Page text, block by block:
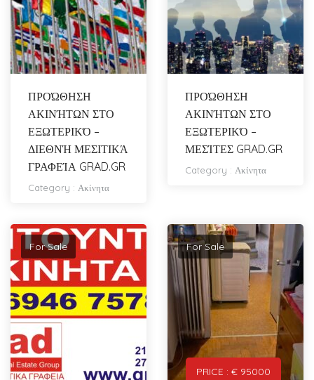
ΠΡΟΏΘΗΣΗ
ΑΚΙΝΉΤΩΝ ΣΤΟ
ΕΞΩΤΕΡΙΚΌ –
ΔΙΕΘΝΉ ΜΕΣΙΤΙΚΆ
ΓΡΑΦΕΊΑ GRAD.GR
Category : Ακίνητα
ΠΡΟΏΘΗΣΗ
ΑΚΙΝΉΤΩΝ ΣΤΟ
ΕΞΩΤΕΡΙΚΌ –
ΜΕΣΊΤΕΣ GRAD.GR
Category : Ακίνητα
For Sale
PRICE : € 95000
For Sale